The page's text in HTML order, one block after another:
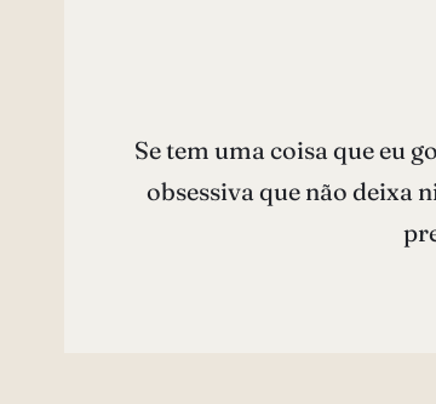
Se tem uma coisa que eu
obsessiva que não deixa